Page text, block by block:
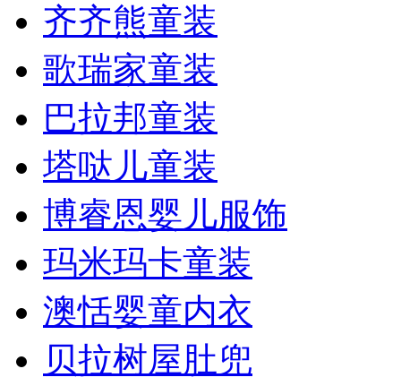
齐齐熊童装
歌瑞家童装
巴拉邦童装
塔哒儿童装
博睿恩婴儿服饰
玛米玛卡童装
澳恬婴童内衣
贝拉树屋肚兜